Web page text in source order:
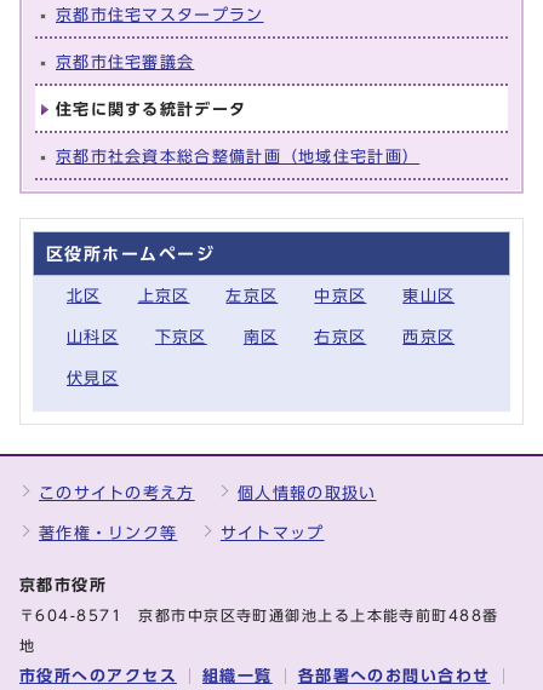
京都市住宅マスタープラン
京都市住宅審議会
住宅に関する統計データ
京都市社会資本総合整備計画（地域住宅計画）
区役所ホームページ
北区 上京区 左京区 中京区 東山区
山科区 下京区 南区 右京区 西京区
伏見区
このサイトの考え方 個人情報の取扱い
著作権・リンク等 サイトマップ
京都市役所
〒604-8571 京都市中京区寺町通御池上る上本能寺前町488番
地
市役所へのアクセス 組織一覧 各部署へのお問い合わせ